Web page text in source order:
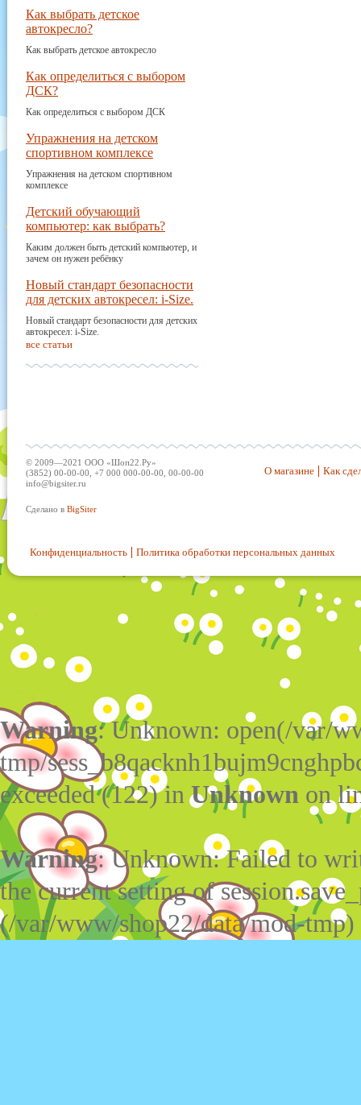
Как выбрать детское
автокресло?
Как выбрать детское автокресло
Как определиться с выбором
ДСК?
Как определиться с выбором ДСК
Упражнения на детском
спортивном комплексе
Упражнения на детском спортивном
комплексе
Детский обучающий
компьютер: как выбрать?
Каким должен быть детский компьютер, и
зачем он нужен ребёнку
Новый стандарт безопасности
для детских автокресел: i-Size.
Новый стандарт безопасности для детских
автокресел: i-Size.
все статьи
© 2009—2021 ООО «Шоп22.Ру»
(3852) 00-00-00, +7 000 000-00-00, 00-00-00
info@bigsiter.ru
Сделано в BigSiter
О магазине Как
Конфиденциальность Политика обработки персональных данных
Warning: Unknown: open(/var/
tmp/
exceeded (122) inUnknown on
Warning: Unknown: Failed to
the current setting of
(/var/www/shop22/data/mod-